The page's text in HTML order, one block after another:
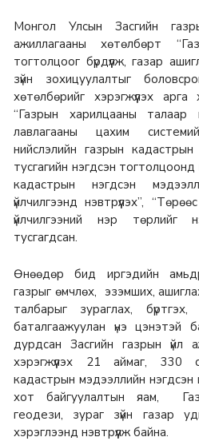
Монгол Улсын Засгийн
ажиллагааны хөтөлбөрт
тогтолцоог бүрдүүлж, газар
зүйн зохицуулалтыг
хөтөлбөрийг хэрэгжүүлэх
“Газрын харилцааны талаар
лавлагааны цахим
нийслэлийн газрын
тусгагийн нэгдсэн тогтолцоонд
кадастрын нэгдсэн
үйлчилгээнд нэвтрүүлэх”,
үйлчилгээний нэр төрлийг
тусгагдсан.
Өнөөдөр бид иргэдийн
газрыг өмчлөх, эзэмших,
талбарыг зураглах,
баталгаажуулан үнэ цэнэтэй
дурдсан Засгийн газрын үйл
хэрэгжүүлэх 21 аймаг, 330
кадастрын мэдээллийн нэгдсэн
хот байгуулалтын яам,
геодези, зураг зүйн газар
хэрэглээнд нэвтрүүлж байна.